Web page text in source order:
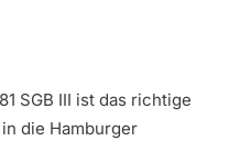
SGB III ist das richtige
die Hamburger